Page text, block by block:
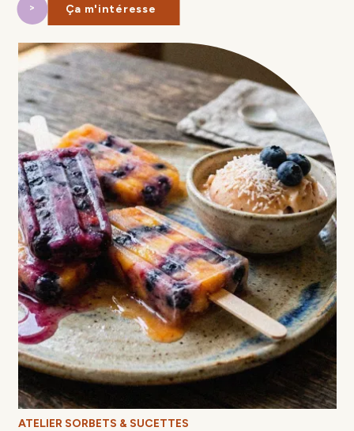
Ça m'intéresse
ATELIER SORBETS & SUCETTES